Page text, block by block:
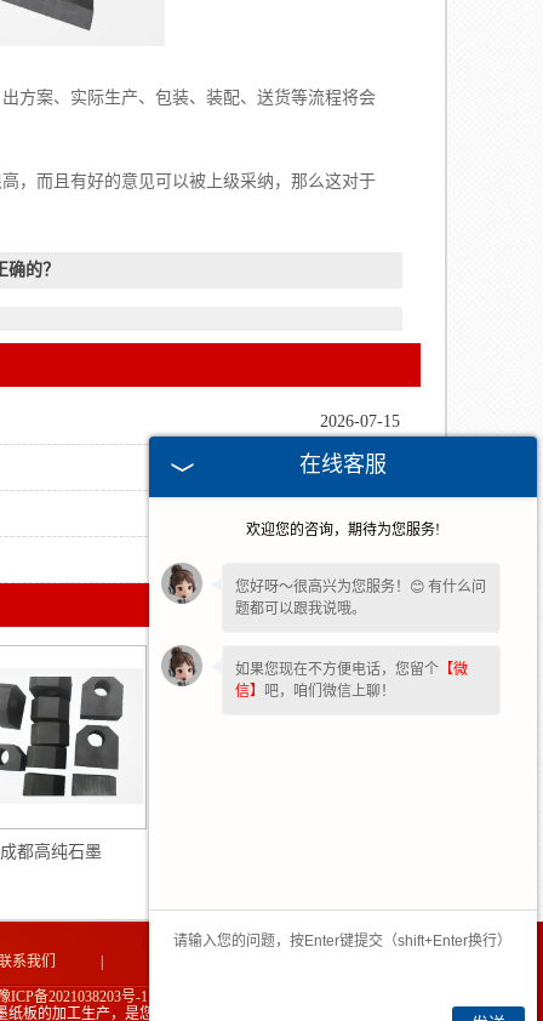
方案、实际生产、包装、装配、送货等流程将会
而且有好的意见可以被上级采纳，那么这对于
的？
2026-07-15
2026-06-18
成都高纯石墨
系我们
ICP备2021038203号-1
板的加工生产，是您不错的选择！
在线客服
欢迎您的咨询，期待为您服务!
您好呀～很高兴为您服务！😊 有什么问
题都可以跟我说哦。
如果您现在不方便电话，您留个 【微
信】 吧，咱们微信上聊！